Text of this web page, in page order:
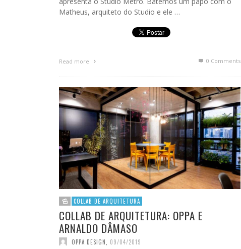
Matheus, arquiteto do Studio e ele …
Read more 0 Comments
COLLAB DE ARQUITETURA
COLLAB DE ARQUITETURA: OPPA E
ARNALDO DÂMASO
OPPA DESIGN 09/04/2019